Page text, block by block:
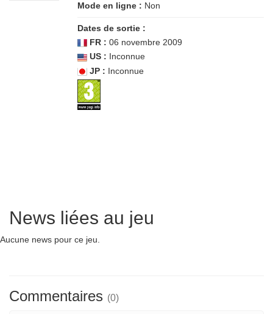
Mode en ligne : Non
Dates de sortie :
FR : 06 novembre 2009
US : Inconnue
JP : Inconnue
News liées au jeu
Aucune news pour ce jeu.
Commentaires (0)